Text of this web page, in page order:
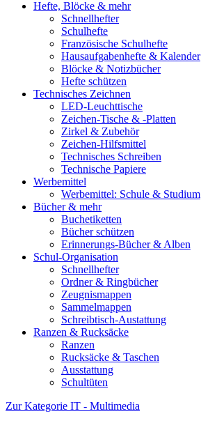
Hefte, Blöcke & mehr
Schnellhefter
Schulhefte
Französische Schulhefte
Hausaufgabenhefte & Kalender
Blöcke & Notizbücher
Hefte schützen
Technisches Zeichnen
LED-Leuchttische
Zeichen-Tische & -Platten
Zirkel & Zubehör
Zeichen-Hilfsmittel
Technisches Schreiben
Technische Papiere
Werbemittel
Werbemittel: Schule & Studium
Bücher & mehr
Buchetiketten
Bücher schützen
Erinnerungs-Bücher & Alben
Schul-Organisation
Schnellhefter
Ordner & Ringbücher
Zeugnismappen
Sammelmappen
Schreibtisch-Austattung
Ranzen & Rucksäcke
Ranzen
Rucksäcke & Taschen
Ausstattung
Schultüten
Zur Kategorie IT - Multimedia